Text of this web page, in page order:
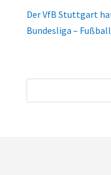
Der VfB Stuttgart
Bundesliga – Fußball